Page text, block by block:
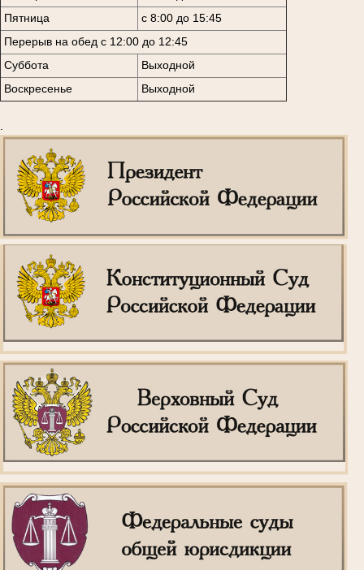
Пятница
с 8:00 до 15:45
Перерыв на обед с 12:00 до 12:45
Суббота
Выходной
Воскресенье
Выходной